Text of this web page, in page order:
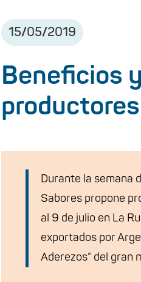
15/05/2019
Beneficios
Durante la semana
Sabores propone
al 9 de julio en La
exportados por
Aderezos” del gran